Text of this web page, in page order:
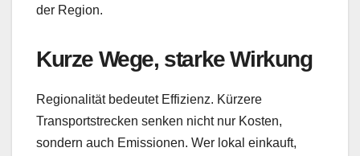
der Region.
Kurze Wege, starke Wirkung
Regionalität bedeutet Effizienz. Kürzere
Transportstrecken senken nicht nur Kosten,
sondern auch Emissionen. Wer lokal einkauft,